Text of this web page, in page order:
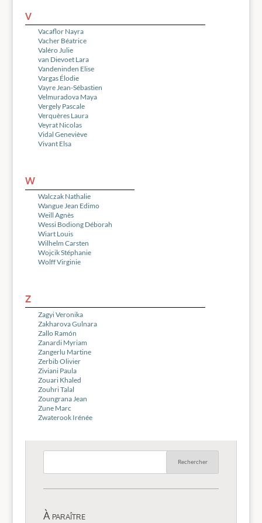
V
Vacaflor Nayra
Vacher Béatrice
Valéro Julie
van Dievoet Lara
Vandeninden Elise
Vargas Élodie
Vayre Jean-Sébastien
Velmuradova Maya
Vergely Pascale
Verquères Laura
Veyrat Nicolas
Vidal Geneviève
Vivant Elsa
W
Walczak Nathalie
Wangue Jean Edimo
Weill Agnès
Wessi Bodiong Déborah
Wiart Louis
Wilhelm Carsten
Wojcik Stéphanie
Wolff Virginie
Z
Zagyi Veronika
Zakharova Gulnara
Zallo Ramón
Zanardi Myriam
Zangerlu Martine
Zerbib Olivier
Ziviani Paula
Zouari Khaled
Zouhri Talal
Zoungrana Jean
Zune Marc
Zwaterook Irénée
À paraître